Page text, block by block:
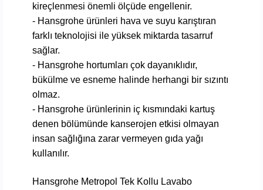
kireçlenmesi önemli ölçüde engellenir.
- Hansgrohe ürünleri hava ve suyu karıştıran
farklı teknolojisi ile yüksek miktarda tasarruf
sağlar.
- Hansgrohe hortumları çok dayanıklıdır,
bükülme ve esneme halinde herhangi bir sızıntı
olmaz.
- Hansgrohe ürünlerinin iç kısmındaki kartuş
denen bölümünde kanserojen etkisi olmayan
insan sağlığına zarar vermeyen gıda yağı
kullanılır.
Hansgrohe Metropol Tek Kollu Lavabo